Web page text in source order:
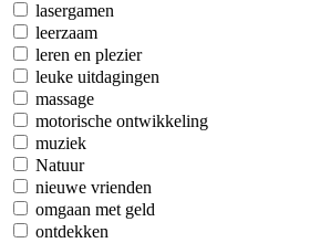
lasergamen
leerzaam
leren en plezier
leuke uitdagingen
massage
motorische ontwikkeling
muziek
Natuur
nieuwe vrienden
omgaan met geld
ontdekken